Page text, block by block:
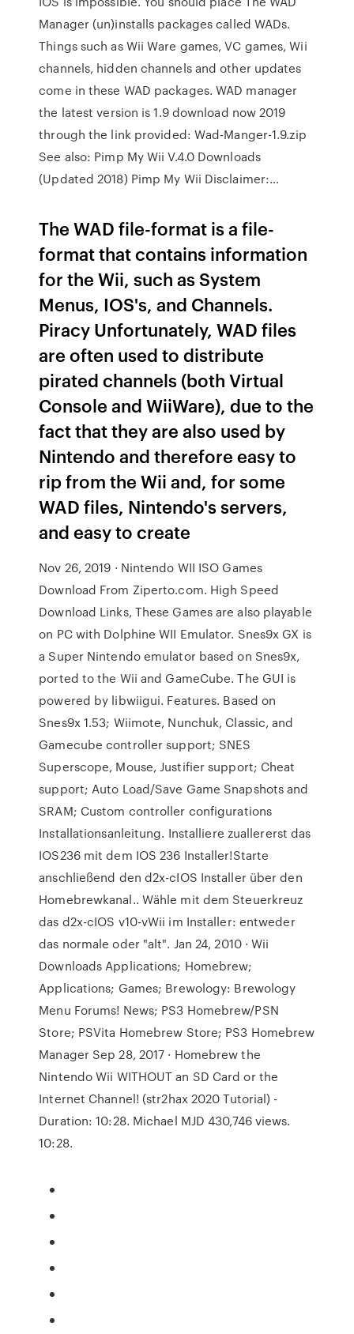
Manager (un)installs packages called WADs.
Things such as Wii Ware games, VC games, Wii
channels, hidden channels and other updates
come in these WAD packages. WAD manager
the latest version is 1.9 download now 2019
through the link provided: Wad-Manger-1.9.zip
See also: Pimp My Wii V.4.0 Downloads
(Updated 2018) Pimp My Wii Disclaimer:…
The WAD file-format is a file-
format that contains information
for the Wii, such as System
Menus, IOS's, and Channels.
Piracy Unfortunately, WAD files
are often used to distribute
pirated channels (both Virtual
Console and WiiWare), due to the
fact that they are also used by
Nintendo and therefore easy to
rip from the Wii and, for some
WAD files, Nintendo's servers,
and easy to create
Nov 26, 2019 · Nintendo WII ISO Games
Download From Ziperto.com. High Speed
Download Links, These Games are also playable
on PC with Dolphine WII Emulator. Snes9x GX is
a Super Nintendo emulator based on Snes9x,
ported to the Wii and GameCube. The GUI is
powered by libwiigui. Features. Based on
Snes9x 1.53; Wiimote, Nunchuk, Classic, and
Gamecube controller support; SNES
Superscope, Mouse, Justifier support; Cheat
support; Auto Load/Save Game Snapshots and
SRAM; Custom controller configurations
Installationsanleitung. Installiere zuallererst das
IOS236 mit dem IOS 236 Installer!Starte
anschließend den d2x-cIOS Installer über den
Homebrewkanal.. Wähle mit dem Steuerkreuz
das d2x-cIOS v10-vWii im Installer: entweder
das normale oder "alt". Jan 24, 2010 · Wii
Downloads Applications; Homebrew;
Applications; Games; Brewology: Brewology
Menu Forums! News; PS3 Homebrew/PSN
Store; PSVita Homebrew Store; PS3 Homebrew
Manager Sep 28, 2017 · Homebrew the
Nintendo Wii WITHOUT an SD Card or the
Internet Channel! (str2hax 2020 Tutorial) -
Duration: 10:28. Michael MJD 430,746 views.
10:28.